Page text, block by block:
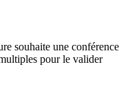
souhaite une conférence
pour le valider